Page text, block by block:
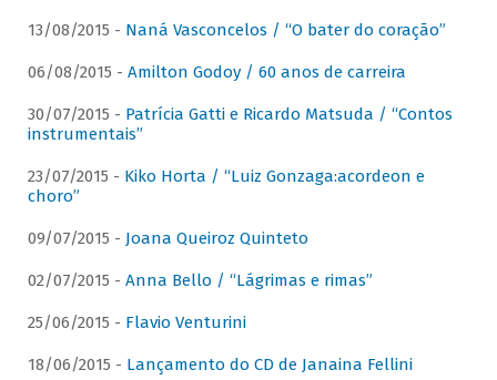
13/08/2015 - Naná Vasconcelos / “O bater do coração”
06/08/2015 - Amilton Godoy / 60 anos de carreira
30/07/2015 - Patrícia Gatti e Ricardo Matsuda / “Contos
instrumentais”
23/07/2015 - Kiko Horta / “Luiz Gonzaga:acordeon e
choro”
09/07/2015 - Joana Queiroz Quinteto
02/07/2015 - Anna Bello / “Lágrimas e rimas”
25/06/2015 - Flavio Venturini
18/06/2015 - Lançamento do CD de Janaina Fellini